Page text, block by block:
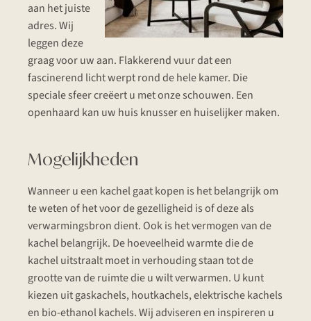
aan het juiste
adres. Wij
leggen deze
graag voor uw aan. Flakkerend vuur dat een
fascinerend licht werpt rond de hele kamer. Die
speciale sfeer creëert u met onze schouwen. Een
openhaard kan uw huis knusser en huiselijker maken.
Mogelijkheden
Wanneer u een kachel gaat kopen is het belangrijk om
te weten of het voor de gezelligheid is of deze als
verwarmingsbron dient. Ook is het vermogen van de
kachel belangrijk. De hoeveelheid warmte die de
kachel uitstraalt moet in verhouding staan tot de
grootte van de ruimte die u wilt verwarmen. U kunt
kiezen uit gaskachels, houtkachels, elektrische kachels
en bio-ethanol kachels. Wij adviseren en inspireren u